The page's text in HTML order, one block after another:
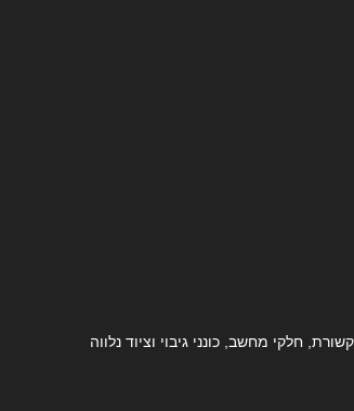
חלקי מחשב, כונני גיבוי וציוד נלווה